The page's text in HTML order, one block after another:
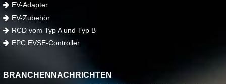
EV-Adapter
EV-Zubehör
RCD vom Typ A und Typ B
EPC EVSE-Controller
BRANCHENNACHRICHTEN